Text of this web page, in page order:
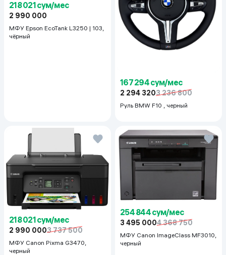
218 021 сум/мес
2 990 000
МФУ Epson EcoTank L3250 | 103,
чёрный
167 294 сум/мес
2 294 3203 236 800
Руль BMW F10 , черный
218 021 сум/мес
2 990 0003 737 500
МФУ Canon Pixma G3470,
черный
254 844 сум/мес
3 495 0004 368 750
МФУ Canon ImageClass MF3010,
черный